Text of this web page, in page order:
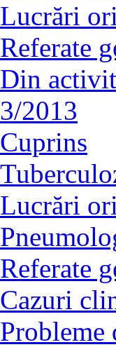
Lucrări
Referate
Din
3/2013
Cuprins
Lucrări
Referate
Cazuri
Probleme